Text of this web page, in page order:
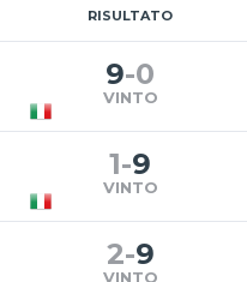
RISULTATO
9-0
VINTO
1-9
VINTO
2-9
VINTO